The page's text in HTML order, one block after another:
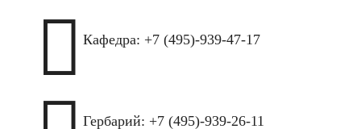
 Кафедра: +7 (495)-939-47-17
Гербарий: +7 (495)-939-26-11